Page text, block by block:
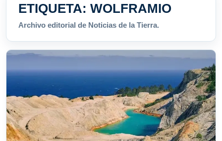
ETIQUETA: WOLFRAMIO
Archivo editorial de Noticias de la Tierra.